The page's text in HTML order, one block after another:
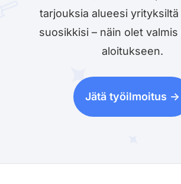
tarjouksia alueesi yrityksiltä
suosikkisi – näin olet
aloitukseen.
Jätä työilmoitus ->